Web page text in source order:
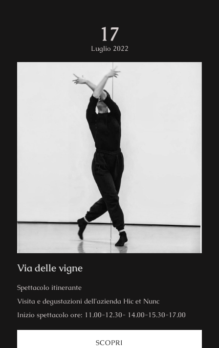
17
Luglio 2022
Via delle vigne
Spettacolo itinerante
Visita e degustazioni dell'azienda Hic et Nunc
Inizio spettacolo ore: 11.00-12.30- 14.00-15.30-17.00
SCOPRI